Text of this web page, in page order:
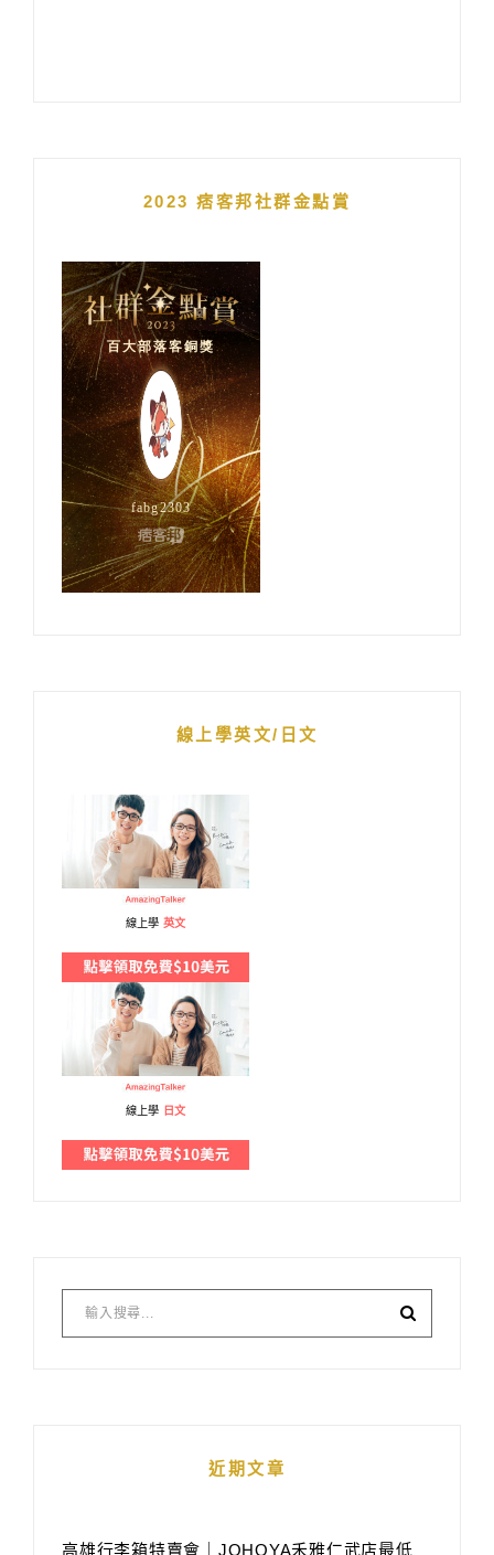
2023 痞客邦社群金點賞
線上學英文/日文
線上學 英文
線上學 日文
近期文章
高雄行李箱特賣會｜JOHOYA禾雅仁武店最低